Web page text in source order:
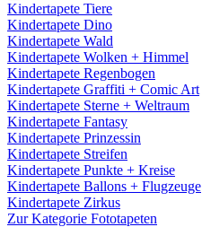
Kindertapete Tiere
Kindertapete Dino
Kindertapete Wald
Kindertapete Wolken + Himmel
Kindertapete Regenbogen
Kindertapete Graffiti + Comic Art
Kindertapete Sterne + Weltraum
Kindertapete Fantasy
Kindertapete Prinzessin
Kindertapete Streifen
Kindertapete Punkte + Kreise
Kindertapete Ballons + Flugzeuge
Kindertapete Zirkus
Zur Kategorie Fototapeten